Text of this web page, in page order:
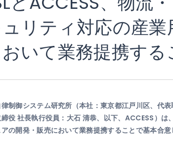
リティ対応の産
いて業務提携す
制御システム研究所（本社：東京都江戸川区、代
役 社長執行役員：大石 清恭、以下、ACCESS）
の開発・販売において業務提携することで基本合意